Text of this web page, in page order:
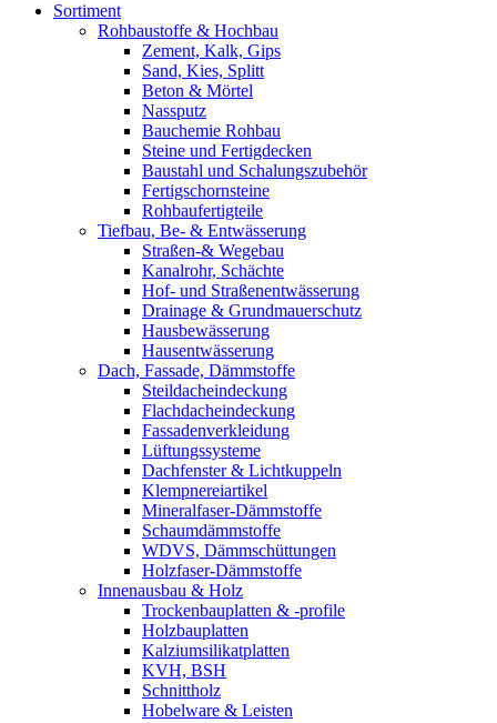
Sortiment
Rohbaustoffe & Hochbau
Zement, Kalk, Gips
Sand, Kies, Splitt
Beton & Mörtel
Nassputz
Bauchemie Rohbau
Steine und Fertigdecken
Baustahl und Schalungszubehör
Fertigschornsteine
Rohbaufertigteile
Tiefbau, Be- & Entwässerung
Straßen-& Wegebau
Kanalrohr, Schächte
Hof- und Straßenentwässerung
Drainage & Grundmauerschutz
Hausbewässerung
Hausentwässerung
Dach, Fassade, Dämmstoffe
Steildacheindeckung
Flachdacheindeckung
Fassadenverkleidung
Lüftungssysteme
Dachfenster & Lichtkuppeln
Klempnereiartikel
Mineralfaser-Dämmstoffe
Schaumdämmstoffe
WDVS, Dämmschüttungen
Holzfaser-Dämmstoffe
Innenausbau & Holz
Trockenbauplatten & -profile
Holzbauplatten
Kalziumsilikatplatten
KVH, BSH
Schnittholz
Hobelware & Leisten